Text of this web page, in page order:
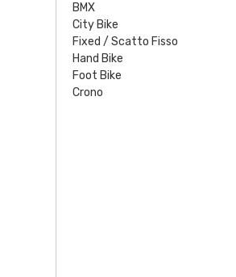
BMX
City Bike
Fixed / Scatto Fisso
Hand Bike
Foot Bike
Crono